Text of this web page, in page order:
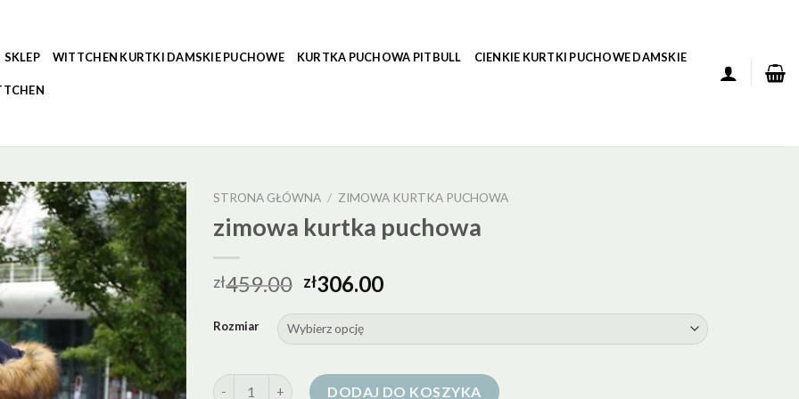
SKLEP WITTCHEN KURTKI DAMSKIE PUCHOWE KURTKA PUCHOWA PITBULL CIENKIE KURTKI PUCHOWE DAMSKIE
STRONA GŁÓWNA / ZIMOWA KURTKA PUCHOWA
zimowa kurtka puchowa
zł459.00 zł306.00
Rozmiar
ilość zimowa kurtka puchowaDODAJ DO KOSZYKA